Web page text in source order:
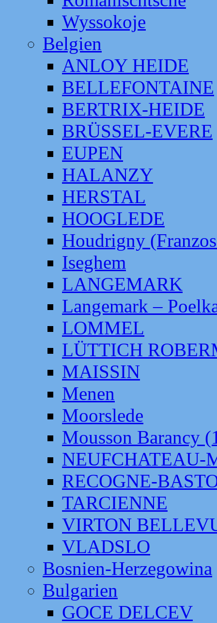
Wyssokoje
Belgien
ANLOY HEIDE
BELLEFONTAINE
BERTRIX-HEIDE
BRÜSSEL-EVERE
EUPEN
HALANZY
HERSTAL
HOOGLEDE
Houdrigny
Iseghem
LANGEMARK
Langemark –
LOMMEL
LÜTTICH
MAISSIN
Menen
Moorslede
Mousson Barancy
NEUFCHATEAU-
RECOGNE-
TARCIENNE
VIRTON
VLADSLO
Bosnien-Herzegowina
Bulgarien
GOCE DELCEV